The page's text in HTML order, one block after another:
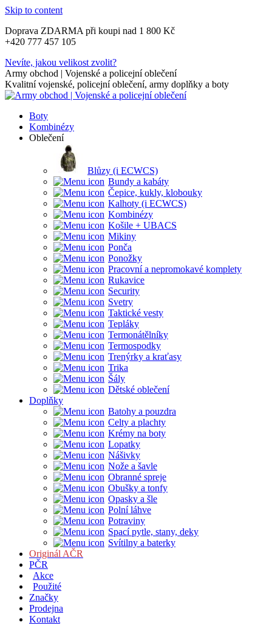
Skip to content
Doprava ZDARMA při koupi nad 1 800 Kč
+420 777 457 105
Nevíte, jakou velikost zvolit?
Army obchod | Vojenské a policejní oblečení
Kvalitní vojenské, policejní oblečení, army doplňky a boty
Boty
Kombinézy
Oblečení
Blůzy (i ECWCS)
Bundy a kabáty
Čepice, kukly, klobouky
Kalhoty (i ECWCS)
Kombinézy
Košile + UBACS
Mikiny
Ponča
Ponožky
Pracovní a nepromokavé komplety
Rukavice
Security
Svetry
Taktické vesty
Tepláky
Termonátělníky
Termospodky
Trenýrky a kraťasy
Trika
Šály
Dětské oblečení
Doplňky
Batohy a pouzdra
Celty a plachty
Krémy na boty
Lopatky
Nášivky
Nože a šavle
Obranné spreje
Obušky a tonfy
Opasky a šle
Polní láhve
Potraviny
Spací pytle, stany, deky
Svítilny a baterky
Originál AČR
PČR
Akce
Použité
Značky
Prodejna
Kontakt